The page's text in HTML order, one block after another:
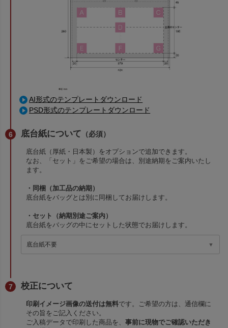
AI形式のテンプレートダウンロード
PSD形式のテンプレートダウンロード
底台紙について （必須）
底台紙（厚紙・日本製）をオプションで追加できます。
なお、「セット」をご希望の場合は、別途納期をご案内いたし
ます。
・同梱（加工品の納期）
底台紙をバッグとは別に同梱してお届けします。
・セット（納期別途ご案内）
底台紙をバッグの中にセットした状態でお届けします。
校正について
印刷イメージ画像の送付は無料です。ご希望の方は、通信欄に
その旨をご記入ください。
ご入稿データで印刷した商品を、事前に現物でご確認いただき